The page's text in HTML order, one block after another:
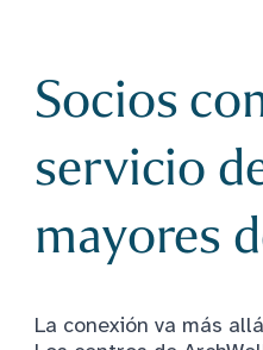
Socios
servicio
mayores
La conexión va más